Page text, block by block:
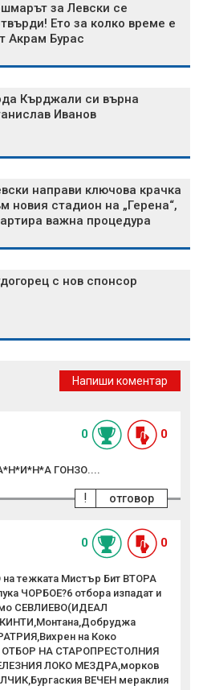
за Левски се
Ето за колко време е
Акрам Бурас
Кърджали си върна
Иванов
направи ключова крачка
новия стадион на „Герена“,
важна процедура
с нов спонсор
Напиши коментар
0 0
ГОНЗО....
отговор
!
0 0
тежката Мистър Бит ВТОРА
ЧОРБОЕ?6 отбора изпадат и
СЕВЛИЕВО(ИДЕАЛ
на Коко
НА СТАРОПРЕСТОЛНИЯ
ЛОКО МЕЗДРА,морков
ВЕЧЕН мераклия